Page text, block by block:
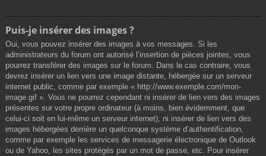
Puis-je insérer des images ?
Oui, vous pouvez insérer des images à vos messages. Si les
administrateurs du forum ont autorisé l’insertion de pièces jointes, vous
pourrez transférer des images sur le forum. Dans le cas contraire, vous
devrez insérer un lien vers une image distante, hébergée sur un serveur
internet public, comme par exemple « http://www.exemple.com/mon-
image.gif ». Vous ne pourrez cependant ni insérer de lien vers des images
présentes sur votre propre ordinateur (à moins, bien évidemment, que
celui-ci soit en lui-même un serveur internet), ni insérer de lien vers des
images hébergées derrière un quelconque système d’authentification,
comme par exemple les services de messagerie électronique de Outlook
ou de Yahoo, les sites protégés par un mot de passe, etc. Pour insérer